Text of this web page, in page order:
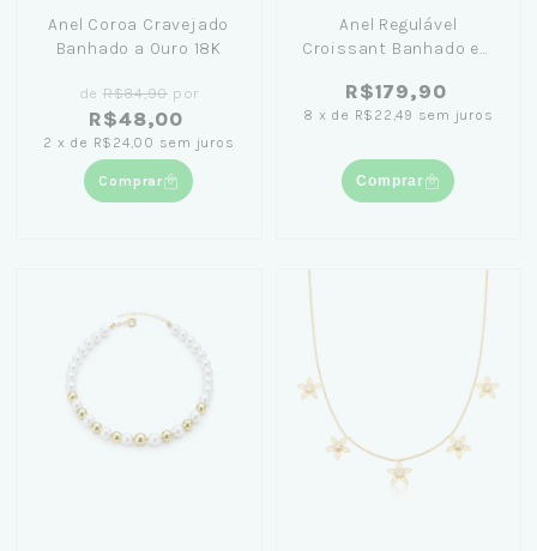
Anel Coroa Cravejado
Banhado a Ouro 18K
de R$84,90 por
R$48,00
2 x de R$24,00 sem juros
Comprar
Anel Regulável
Croissant Banhado em
R$179,90
8 x de R$22,49 sem juros
Comprar